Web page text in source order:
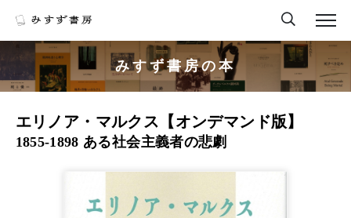
みすず書房の本
エリノア・マルクス【オンデマンド版】
1855-1898 ある社会主義者の悲劇